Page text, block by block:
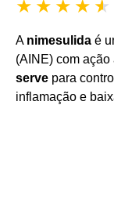
A nimesulida é
(AINE) com
serve para
inflamação e